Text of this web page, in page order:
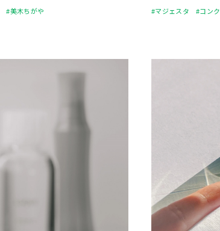
#美木ちがや #マジェスタ #コンク